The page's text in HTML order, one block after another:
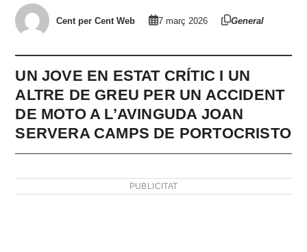
Cent per Cent Web 7 març 2026 General
UN JOVE EN ESTAT CRÍTIC I UN
ALTRE DE GREU PER UN ACCIDENT
DE MOTO A L’AVINGUDA JOAN
SERVERA CAMPS DE PORTOCRISTO
PUBLICITAT